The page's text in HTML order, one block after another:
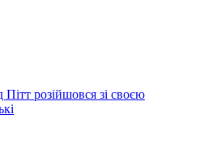
розійшовся зі своєю